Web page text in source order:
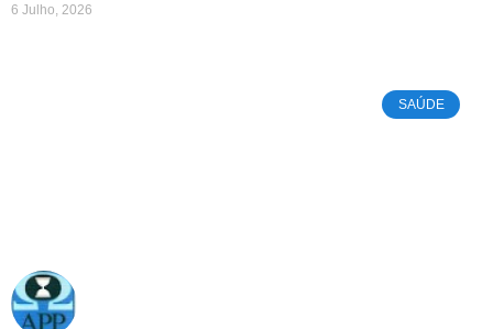
6 Julho, 2026
SAÚDE